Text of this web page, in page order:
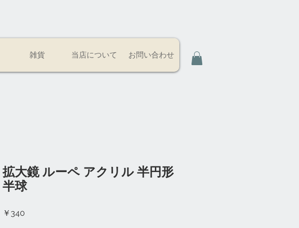
雑貨 当店について お問い合わせ
拡大鏡 ルーペ アクリル 半円形
半球
￥340